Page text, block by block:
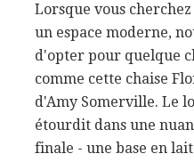
Lorsque vous
un espace moderne,
d'opter pour quelque
comme cette chaise
d'Amy Somerville. Le
étourdit dans une
finale - une base en